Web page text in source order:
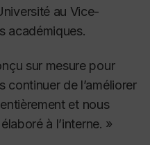
au Vice-
académiques.
sur mesure pour
de l’améliorer
et nous
à l’interne. »